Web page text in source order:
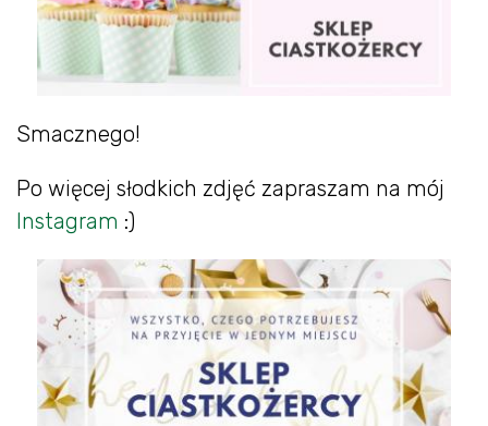
Smacznego!
Po więcej słodkich zdjęć zapraszam na mój
Instagram :)